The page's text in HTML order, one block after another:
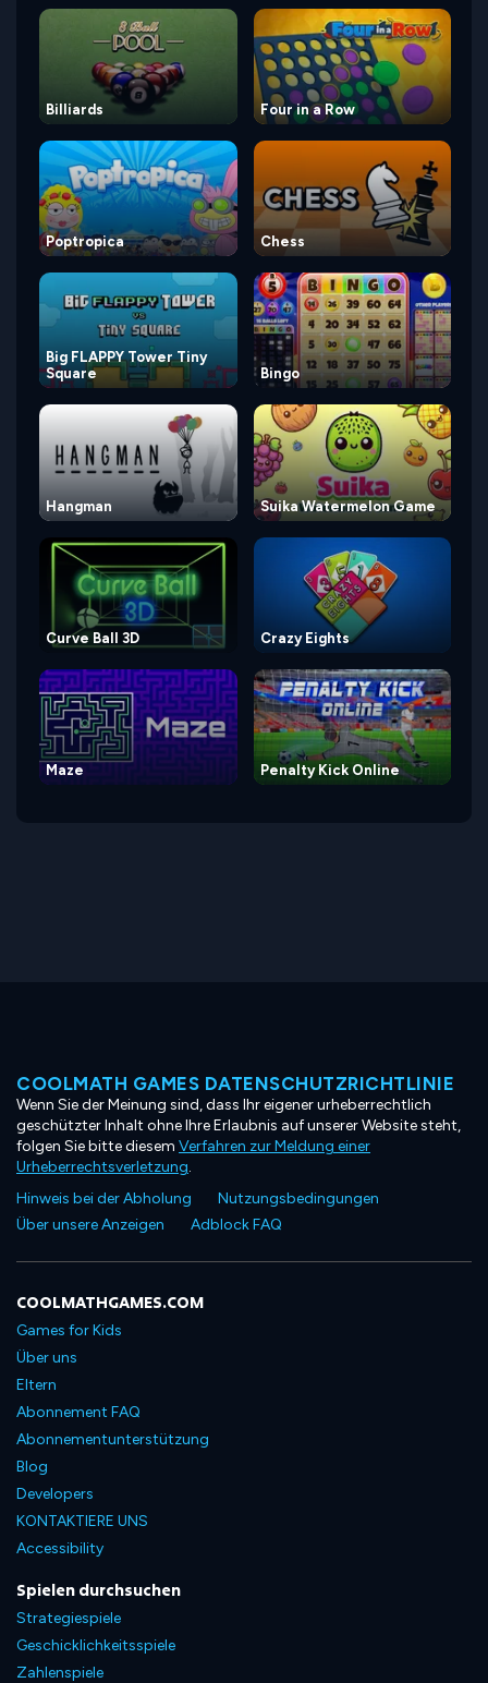
Billiards Four in a Row
Poptropica Chess
Big FLAPPY Tower Tiny
Square
Bingo
Hangman Suika Watermelon Game
Curve Ball 3D Crazy Eights
Maze Penalty Kick Online
COOLMATH GAMES DATENSCHUTZRICHTLINIE
Wenn Sie der Meinung sind, dass Ihr eigener urheberrechtlich
geschützter Inhalt ohne Ihre Erlaubnis auf unserer Website steht,
folgen Sie bitte diesem Verfahren zur Meldung einer
Urheberrechtsverletzung.
Hinweis bei der Abholung
Nutzungsbedingungen
Über unsere Anzeigen
Adblock FAQ
COOLMATHGAMES.COM
Games for Kids
Über uns
Eltern
Abonnement FAQ
Abonnementunterstützung
Blog
Developers
KONTAKTIERE UNS
Accessibility
Spielen durchsuchen
Strategiespiele
Geschicklichkeitsspiele
Zahlenspiele